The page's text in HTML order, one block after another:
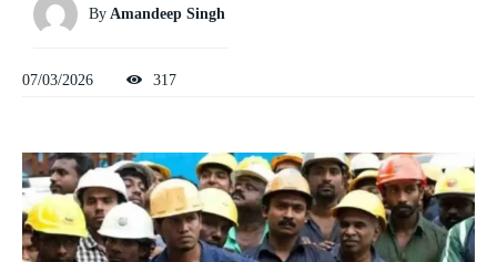
By Amandeep Singh
07/03/2026 317